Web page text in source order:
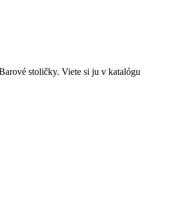
stoličky. Viete si ju v katalógu